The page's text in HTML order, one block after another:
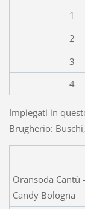
1
2
3
4
Impiegati in
Brugherio:
Oransoda Cantù
Candy Bologna